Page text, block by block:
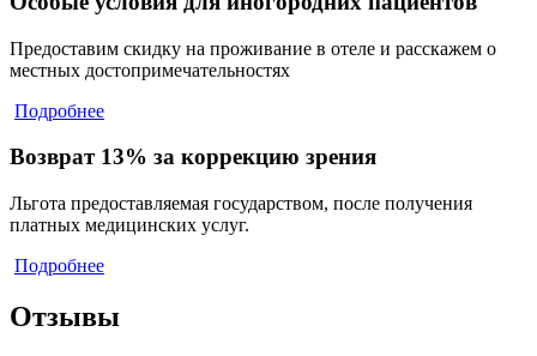
Предоставим скидку на проживание в отеле и расскажем о
местных достопримечательностях
Подробнее
Возврат 13% за коррекцию зрения
Льгота предоставляемая государством, после получения
платных медицинских услуг.
Подробнее
Отзывы